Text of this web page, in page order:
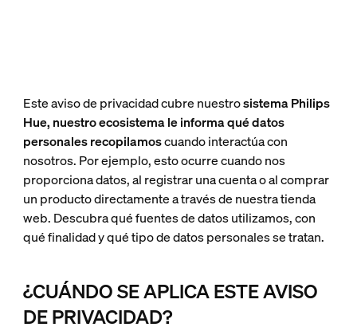
Este aviso de privacidad cubre nuestrosistema Philips
Hue, nuestro ecosistema le informa qué datos
personales recopilamoscuando interactúa con
nosotros. Por ejemplo, esto ocurre cuando nos
proporciona datos, al registrar una cuenta o al comprar
un producto directamente a través de nuestra tienda
web. Descubra qué fuentes de datos utilizamos, con
qué finalidad y qué tipo de datos personales se tratan.
¿CUÁNDO SE APLICA ESTE AVISO
DE PRIVACIDAD?